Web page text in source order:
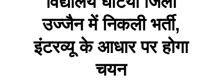
उज्जैन में निकली भर्ती,
इंटरव्यू के आधार पर होगा
चयन